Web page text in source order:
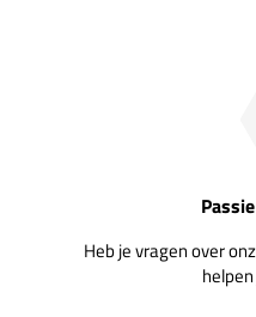
Heb je vragen over